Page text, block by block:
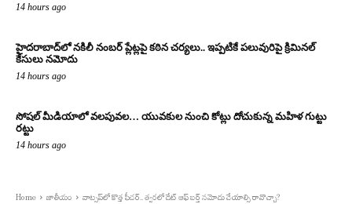
14 hours ago
హైదరాబాద్‌లో నకిలీ నంబర్ ప్లేట్లపై కఠిన చర్యలు.. ఇప్పటికే పలువురిపై క్రిమినల్
కేసులు నమోదు
14 hours ago
సోషల్ మీడియాలో వలపువల… యువకుల నుంచి కోట్లు దోచుకున్న మహిళ గుట్టు
రట్టు
14 hours ago